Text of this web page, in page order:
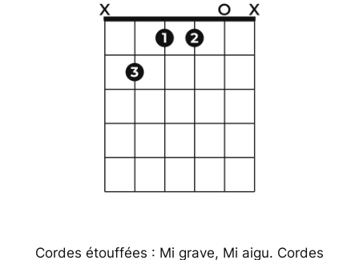
Cordes étouffées : Mi grave, Mi aigu. Cordes